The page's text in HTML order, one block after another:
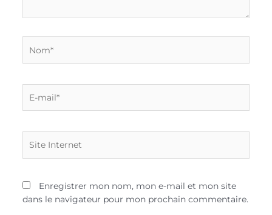
mail*
Internet
Enregistrer mon nom, mon e-mail et mon site
dans le navigateur pour mon prochain commentaire.